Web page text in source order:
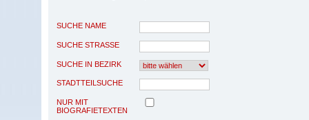
SUCHE NAME
SUCHE STRASSE
SUCHE IN BEZIRK
STADTTEILSUCHE
NUR MIT
BIOGRAFIETEXTEN